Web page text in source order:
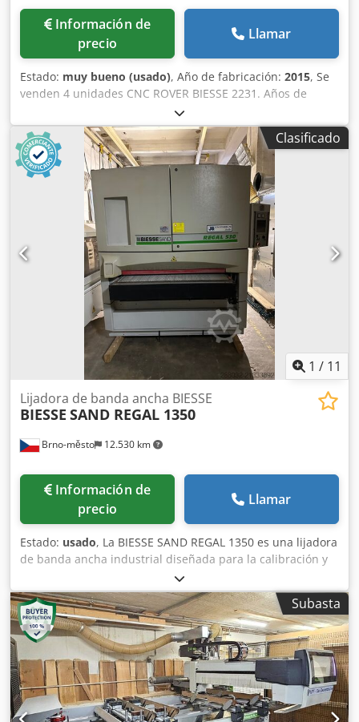
Información de
precio
Llamar
Estado: muy bueno (usado), Año de fabricación: 2015, Se
venden 4 unidades CNC ROVER BIESSE 2231. Años de
fabricación: 2013, 2014, 2015, 2016. En muy buen estado.
Dedpfsx Tbk Rex Abyekr
Clasificado
1 / 11
Brno-město 12.530 km
Lijadora de banda ancha BIESSE
BIESSE SAND REGAL 1350
Información de
precio
Llamar
Estado: usado, La BIESSE SAND REGAL 1350 es una lijadora
de banda ancha industrial diseñada para la calibración y
el lijado fino de paneles en la fabricación de muebles y
tableros. La serie REGAL representa una solución de
producción robusta, adecuada para volúmenes de
producción medios y altos. Dkodpfsynb Rfjx Abyor La
máquina tiene un diseño modular que permite combinar
operaciones de calibrado y acabado en una sola pasada, lo
que incrementa notablemente la productividad.
Subasta